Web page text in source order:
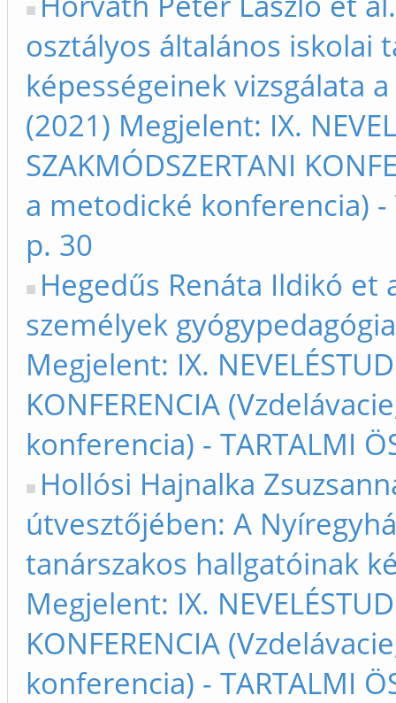
osztályos általános iskolai
képességeinek vizsgálata
(2021) Megjelent: IX.
SZAKMÓDSZERTANI
a metodické konferencia) -
p. 30
Hegedűs Renáta Ildikó et
személyek
Megjelent: IX.
KONFERENCIA
konferencia) - TARTALMI
Hollósi Hajnalka
útvesztőjében: A
tanárszakos hallgatóinak
Megjelent: IX.
KONFERENCIA
konferencia) - TARTALMI